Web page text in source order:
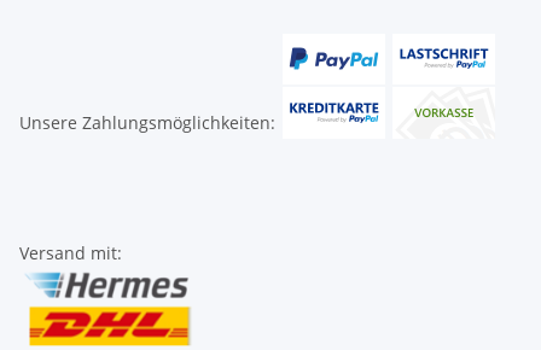
Unsere Zahlungsmöglichkeiten:
Versand mit: